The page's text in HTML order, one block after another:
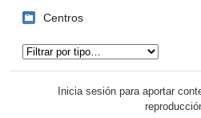
Centros
Inicia sesión para aportar